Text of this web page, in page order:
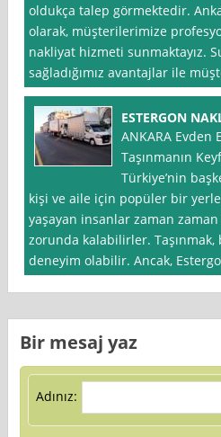
oldukça talep görmektedir.
olarak, müşterilerimize
nakliyat hizmeti sunmaktayız.
sağladığımız avantajlar ile
ESTERGON
ANKARA Evden
Taşınmanın
Türkiye’nin
kişi ve aile için popüler bir
yaşayan insanlar zaman
zorunda kalabilirler.
deneyim olabilir. Ancak,
Bir mesaj yaz
Adınız: